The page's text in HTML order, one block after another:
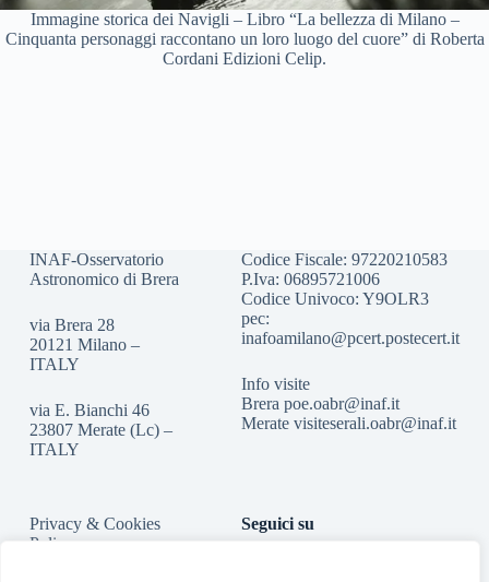
Immagine storica dei Navigli – Libro “La bellezza di Milano –
Cinquanta personaggi raccontano un loro luogo del cuore” di Roberta
Cordani Edizioni Celip.
INAF-Osservatorio
Astronomico di Brera
via Brera 28
20121 Milano –
ITALY
via E. Bianchi 46
23807 Merate (Lc) –
ITALY
Codice Fiscale: 97220210583
P.Iva: 06895721006
Codice Univoco: Y9OLR3
pec:
inafoamilano@pcert.postecert.it
Info visite
Brerapoe.oabr@inaf.it
Meratevisiteserali.oabr@inaf.it
Privacy & Cookies
Policy
Seguici su